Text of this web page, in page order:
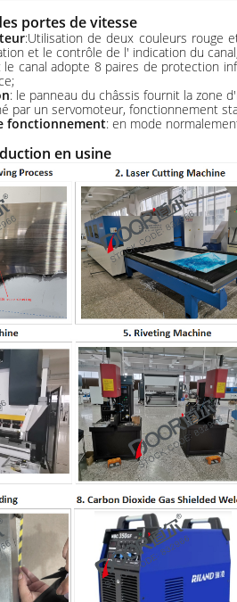
portes de vitesse
:Utilisation de deux couleurs rouge
et le contrôle de l' indication du
: le canal adopte 8 paires de protection
: le panneau du châssis fournit la zone
par un servomoteur, fonctionnement
fonctionnement: en mode
en usine